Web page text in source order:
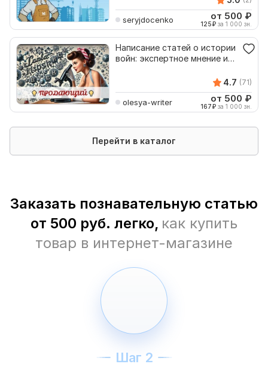
seryjdocenko от 500 ₽
125₽ за 1 000 зн.
Написание статей о истории
войн: экспертное мнение и
4.7 (71)
olesya-writer от 500 ₽
167₽ за 1 000 зн.
Перейти в каталог
Заказать познавательную статью
от 500 руб. легко, как купить
товар в интернет-магазине
Шаг 2